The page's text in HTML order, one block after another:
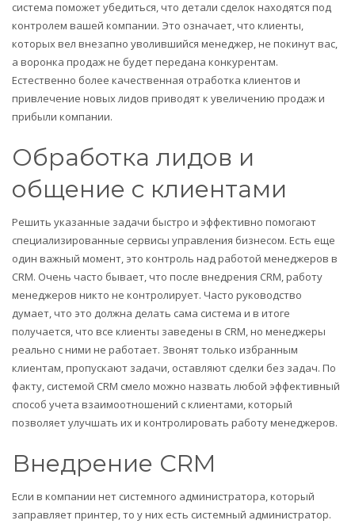
система поможет убедиться, что детали сделок находятся под
контролем вашей компании. Это означает, что клиенты,
которых вел внезапно уволившийся менеджер, не покинут вас,
а воронка продаж не будет передана конкурентам.
Естественно более качественная отработка клиентов и
привлечение новых лидов приводят к увеличению продаж и
прибыли компании.
Обработка лидов и
общение с клиентами
Решить указанные задачи быстро и эффективно помогают
специализированные сервисы управления бизнесом. Есть еще
один важный момент, это контроль над работой менеджеров в
CRM. Очень часто бывает, что после внедрения CRM, работу
менеджеров никто не контролирует. Часто руководство
думает, что это должна делать сама система и в итоге
получается, что все клиенты заведены в CRM, но менеджеры
реально с ними не работает. Звонят только избранным
клиентам, пропускают задачи, оставляют сделки без задач. По
факту, системой CRM смело можно назвать любой эффективный
способ учета взаимоотношений с клиентами, который
позволяет улучшать их и контролировать работу менеджеров.
Внедрение CRM
Если в компании нет системного администратора, который
заправляет принтер, то у них есть системный администратор.